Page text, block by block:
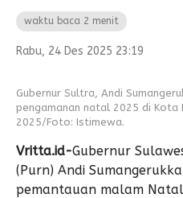
waktu baca 2 menit
Rabu, 24 Des 2025 23:19
Gubernur Sultra, Andi
pengamanan natal 2025 di Kota
2025/Foto: Istimewa.
Vritta.id-Gubernur
(Purn) Andi
pemantauan malam